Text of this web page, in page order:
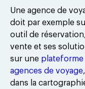
Une agence de
doit par exemple
outil de
vente et ses
sur une
agences de voyage
dans la